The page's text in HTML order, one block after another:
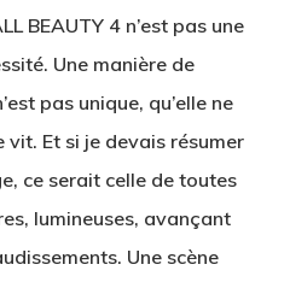
BEAUTY 4 n’est pas une
Une manière de
pas unique, qu’elle ne
vit. Et si je devais résumer
ce serait celle de toutes
lumineuses, avançant
Une scène